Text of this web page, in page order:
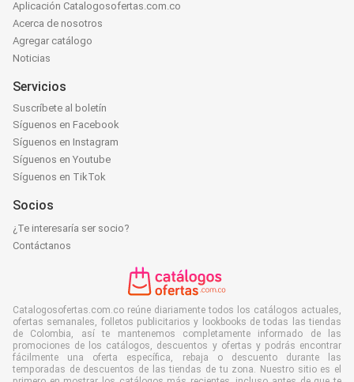
Aplicación Catalogosofertas.com.co
Acerca de nosotros
Agregar catálogo
Noticias
Servicios
Suscríbete al boletín
Síguenos en Facebook
Síguenos en Instagram
Síguenos en Youtube
Síguenos en TikTok
Socios
¿Te interesaría ser socio?
Contáctanos
Catalogosofertas.com.co reúne diariamente todos los catálogos actuales,
ofertas semanales, folletos publicitarios y lookbooks de todas las tiendas
de Colombia, así te mantenemos completamente informado de las
promociones de los catálogos, descuentos y ofertas y podrás encontrar
fácilmente una oferta específica, rebaja o descuento durante las
temporadas de descuentos de las tiendas de tu zona. Nuestro sitio es el